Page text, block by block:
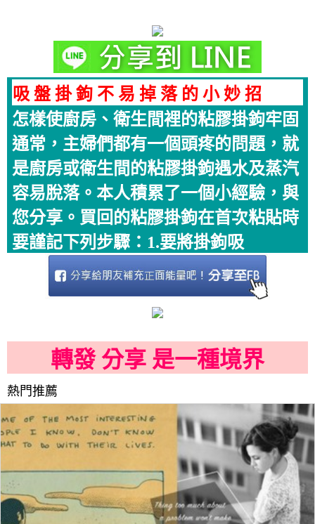
吸 盤 掛 鉤 不 易 掉 落 的 小 妙 招
怎樣使廚房、衛生間裡的粘膠掛鉤牢固
通常，主婦們都有一個頭疼的問題，就
是廚房或衛生間的粘膠掛鉤遇水及蒸汽
容易脫落。本人積累了一個小經驗，與
您分享。買回的粘膠掛鉤在首次粘貼時
要謹記下列步驟：1.要將掛鉤吸
轉發 分享 是一種境界
熱門推薦